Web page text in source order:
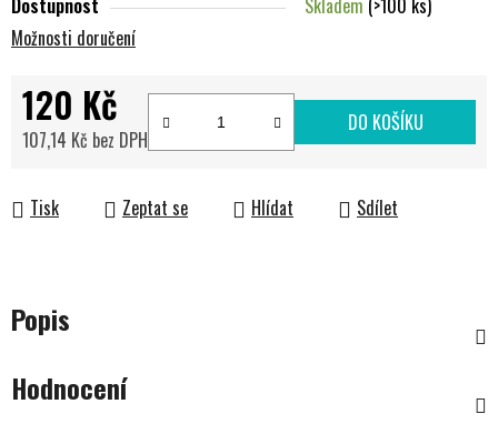
Dostupnost Skladem (>100 ks)
Možnosti doručení
120 Kč
107,14 Kč bez DPH
DO KOŠÍKU
Tisk Zeptat se Hlídat Sdílet
Popis
Hodnocení